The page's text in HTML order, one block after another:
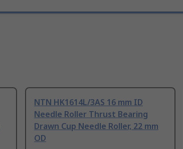
NTN HK1614L/3AS 16 mm ID
Needle Roller Thrust Bearing
Drawn Cup Needle Roller, 22 mm
OD